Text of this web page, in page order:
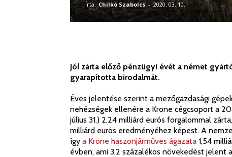
Írta: Chilkó Szabolcs - 2020. 03. 10.
Jól zárta előző pénzügyi évét a német
gyarapította birodalmát.
Éves jelentése szerint a mezőgazdasági
nehézségek ellenére a Krone cégcsoport a
július 31.) 2,24 milliárd eurós forgalommal
milliárd eurós eredményéhez képest. A
így a Krone haszonjárműves ágazata 1,54
évben, ami 3,2 százalékos növekedést